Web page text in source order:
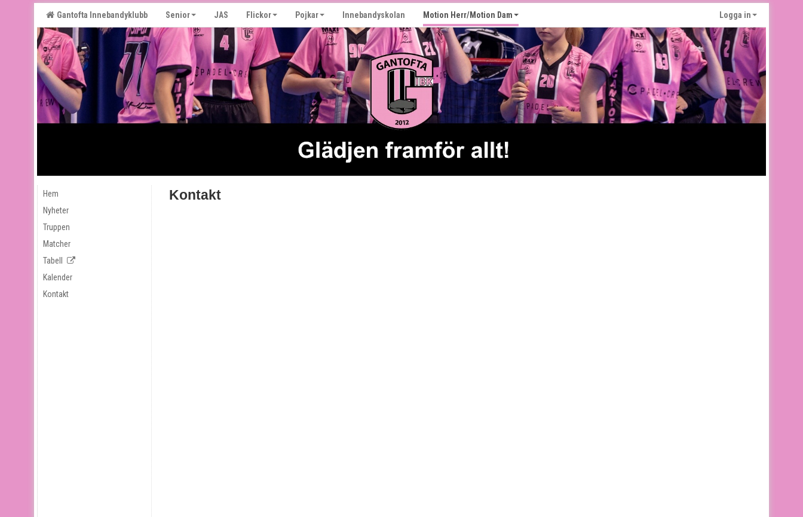
Gantofta Innebandyklubb Senior JAS Flickor Pojkar Innebandyskolan Motion Herr/Motion Dam Logga in
Hem
Nyheter
Truppen
Matcher
Tabell
Kalender
Kontakt
Kontakt